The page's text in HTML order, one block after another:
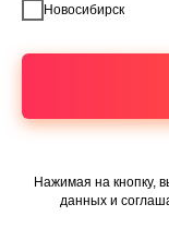
Новосибирск
Нажимая на кнопку,
данных и